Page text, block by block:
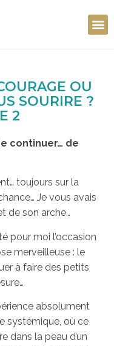
OU
SOURIRE ?
2
continuer… de
toujours sur la
Je vous avais
de son arche…
pour moi l’occasion
merveilleuse : le
à faire des petits
absolument
systémique, où ce
dans la peau d’un